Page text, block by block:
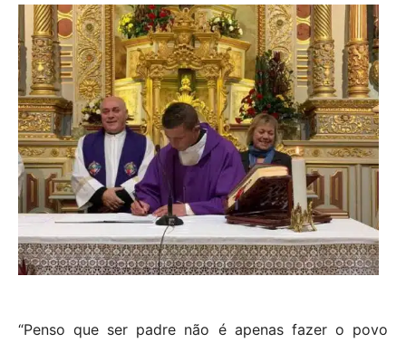
“Penso que ser padre não é apenas fazer o povo